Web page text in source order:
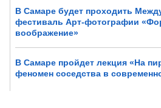
В Самаре будет проходить
фестиваль Арт-фотографии
воображение»
В Самаре пройдет лекция «На
феномен соседства в